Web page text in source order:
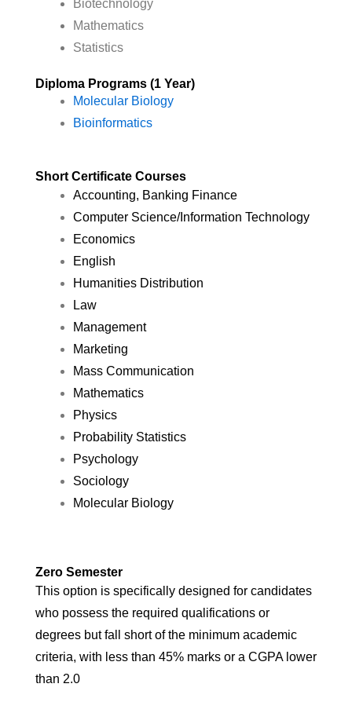
Biotechnology
Mathematics
Statistics
Diploma Programs (1 Year)
Molecular Biology
Bioinformatics
Short Certificate Courses
Accounting, Banking Finance
Computer Science/Information Technology
Economics
English
Humanities Distribution
Law
Management
Marketing
Mass Communication
Mathematics
Physics
Probability Statistics
Psychology
Sociology
Molecular Biology
Zero Semester
This option is specifically designed for candidates
who possess the required qualifications or
degrees but fall short of the minimum academic
criteria, with less than 45% marks or a CGPA lower
than 2.0